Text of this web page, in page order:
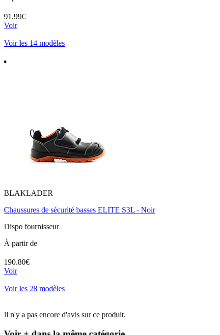
91.99€
Voir
Voir les 14 modèles
BLAKLADER
Chaussures de sécurité basses ELITE S3L - Noir
Dispo fournisseur
À partir de
190.80€
Voir
Voir les 28 modèles
Il n'y a pas encore d'avis sur ce produit.